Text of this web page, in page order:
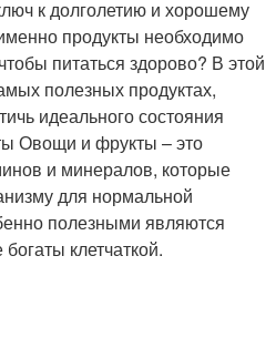
к долголетию и хорошему
продукты необходимо
питаться здорово? В этой
полезных продуктах,
идеального состояния
Овощи и фрукты – это
и минералов, которые
для нормальной
полезными являются
клетчаткой.